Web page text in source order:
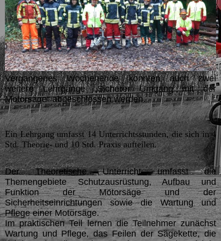
Vergangenes Wochenende konnten auch zwei
weitere Lehrgänge „Sicherer Umgang mit der
Motorsäge“ abgeschlossen werden.
Ein Lehrgang umfasst 14 Unterrichtsstunden, die sich in 4
Std. Theorie- und 10 Std. Praxis aufteilen.
Der Theoretische Unterricht umfasst die
Themengebiete Schutzausrüstung, Aufbau und
Funktion der Motorsäge und der
Sicherheitseinrichtungen sowie die Wartung und
Pflege einer Motorsäge.
Im praktischen Teil lernen die Teilnehmer zunächst
Wartung und Pflege, das Feilen der Sägekette, die